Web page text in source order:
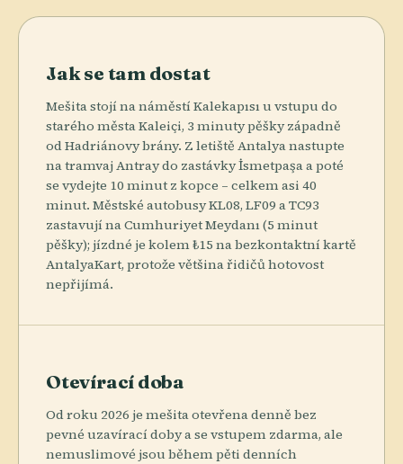
Jak se tam dostat
Mešita stojí na náměstí Kalekapısı u vstupu do
starého města Kaleiçi, 3 minuty pěšky západně
od Hadriánovy brány. Z letiště Antalya nastupte
na tramvaj Antray do zastávky İsmetpaşa a poté
se vydejte 10 minut z kopce – celkem asi 40
minut. Městské autobusy KL08, LF09 a TC93
zastavují na Cumhuriyet Meydanı (5 minut
pěšky); jízdné je kolem ₺15 na bezkontaktní kartě
AntalyaKart, protože většina řidičů hotovost
nepřijímá.
Otevírací doba
Od roku 2026 je mešita otevřena denně bez
pevné uzavírací doby a se vstupem zdarma, ale
nemuslimové jsou během pěti denních